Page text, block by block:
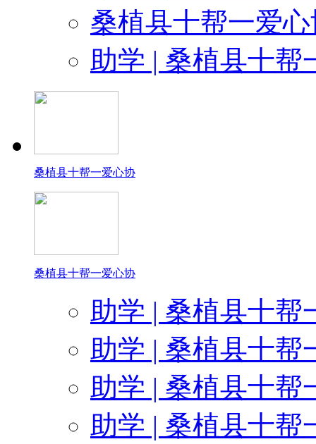
感谢很多的
感谢金金商贸朱总
感谢盼盼硅藻泥公司长沙分公司
感谢南京汇百特生物科技有限公司
感谢李佳红为10帮1爱心
感谢沉默为10帮1爱心
桑植县十帮一爱
助学 | 桑植县十帮
桑植县十帮一爱心协
桑植县十帮一爱心协
助学 | 桑植县十帮
助学 | 桑植县十帮
助学 | 桑植县十帮
助学 | 桑植县十帮